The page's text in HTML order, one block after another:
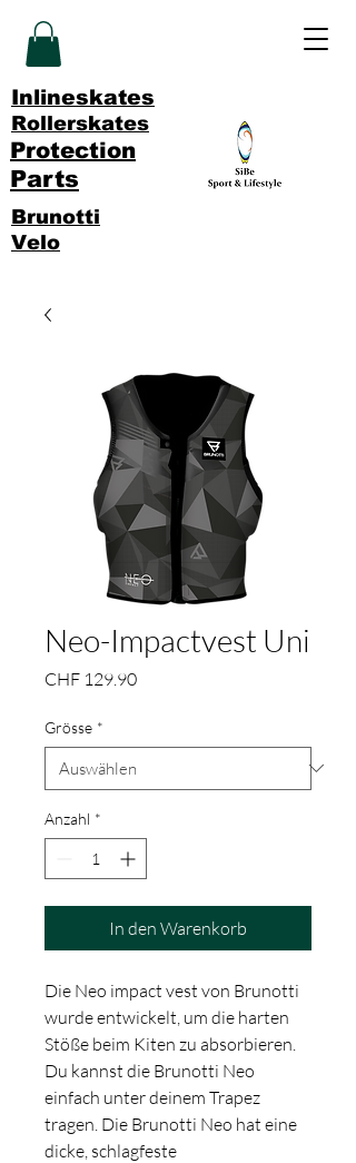
Inlineskates
Rollerskates
Protection
Parts
Brunotti
Velo
Neo-Impactvest Uni
CHF 129.90Preis
Grösse *
Anzahl *
In den Warenkorb
Die Neo impact vest von Brunotti
wurde entwickelt, um die harten
Stöße beim Kiten zu absorbieren.
Du kannst die Brunotti Neo
einfach unter deinem Trapez
tragen. Die Brunotti Neo hat eine
dicke, schlagfeste